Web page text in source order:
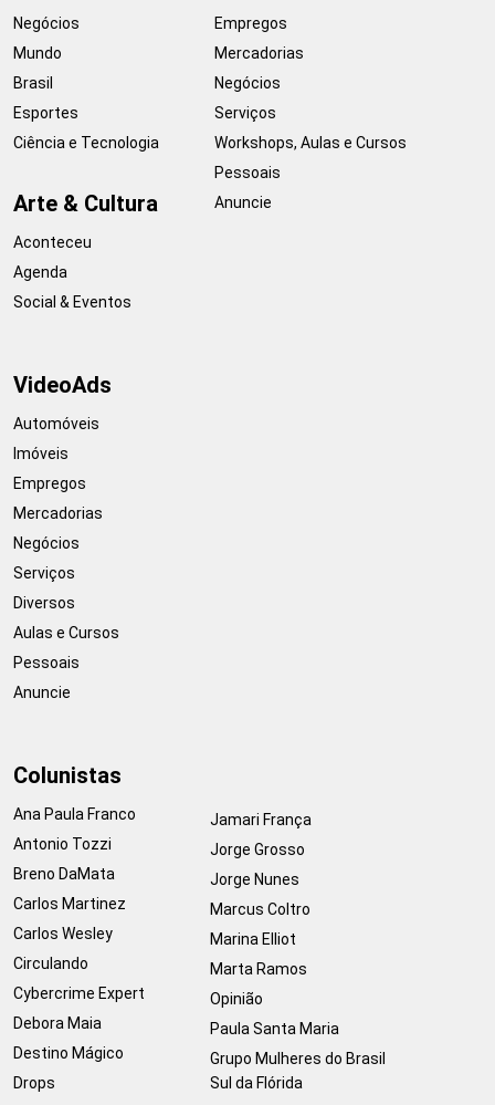
Negócios
Mundo
Brasil
Esportes
Ciência e Tecnologia
Arte & Cultura
Aconteceu
Agenda
Social & Eventos
Empregos
Mercadorias
Negócios
Serviços
Workshops, Aulas e Cursos
Pessoais
Anuncie
VideoAds
Automóveis
Imóveis
Empregos
Mercadorias
Negócios
Serviços
Diversos
Aulas e Cursos
Pessoais
Anuncie
Colunistas
Ana Paula Franco
Antonio Tozzi
Breno DaMata
Carlos Martinez
Carlos Wesley
Circulando
Cybercrime Expert
Debora Maia
Destino Mágico
Drops
Jamari França
Jorge Grosso
Jorge Nunes
Marcus Coltro
Marina Elliot
Marta Ramos
Opinião
Paula Santa Maria
Grupo Mulheres do Brasil
Sul da Flórida